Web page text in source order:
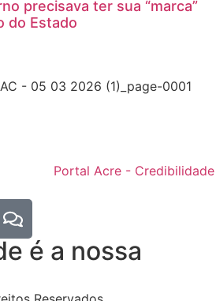
precisava ter sua “marca”
do Estado
é a nossa